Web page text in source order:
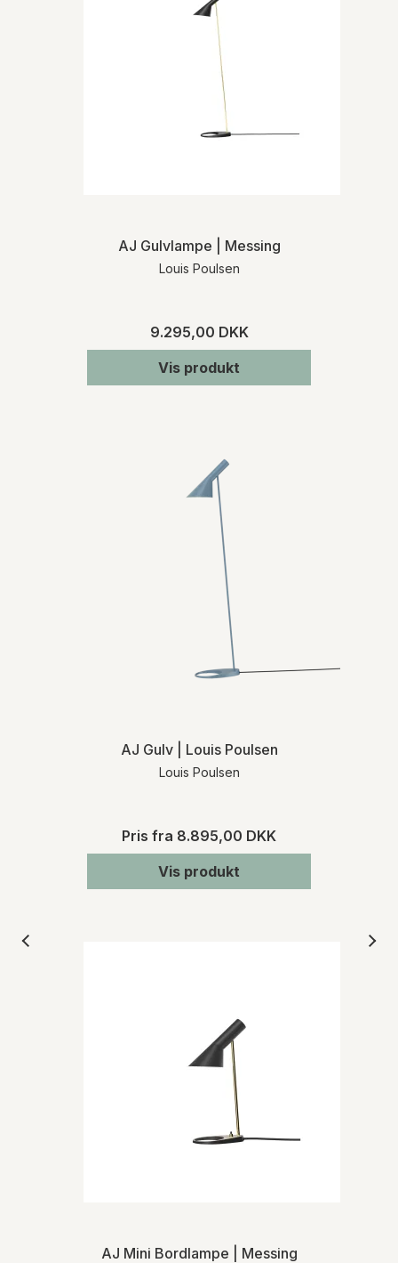
AJ Gulvlampe | Messing
Louis Poulsen
9.295,00 DKK
Vis produkt
AJ Gulv | Louis Poulsen
Louis Poulsen
Pris fra 8.895,00 DKK
Vis produkt
AJ Mini Bordlampe | Messing